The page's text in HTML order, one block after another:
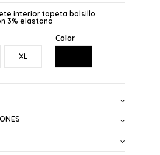
interior tapeta bolsillo
3% elastano
XL
Color